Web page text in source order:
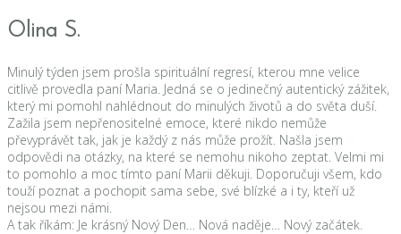
Olina S.
Minulý týden jsem prošla spirituální regresí, kterou mne velice
citlivě provedla paní Maria. Jedná se o jedinečný autentický zážitek,
který mi pomohl nahlédnout do minulých životů a do světa duší.
Zažila jsem nepřenositelné emoce, které nikdo nemůže
převyprávět tak, jak je každý z nás může prožít. Našla jsem
odpovědi na otázky, na které se nemohu nikoho zeptat. Velmi mi
to pomohlo a moc tímto paní Marii děkuji. Doporučuji všem, kdo
touží poznat a pochopit sama sebe, své blízké a i ty, kteří už
nejsou mezi námi.
A tak říkám: Je krásný Nový Den… Nová naděje… Nový začátek.